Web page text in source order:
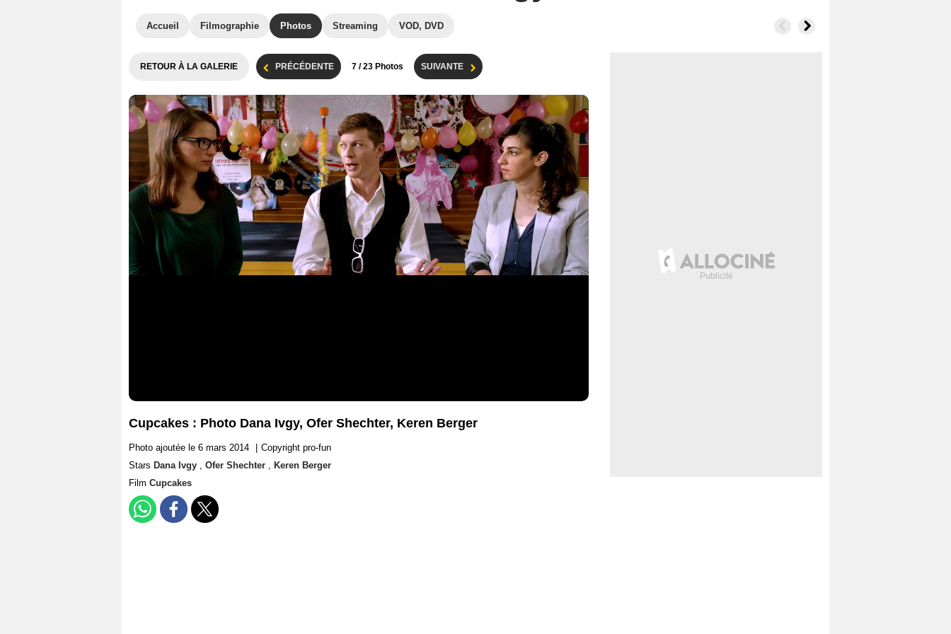
Accueil Filmographie Photos Streaming VOD, DVD
RETOUR À LA GALERIE PRÉCÉDENTE 7 / 23 Photos SUIVANTE
Cupcakes : Photo Dana Ivgy, Ofer Shechter, Keren Berger
Photo ajoutée le 6 mars 2014
Copyright pro-fun
Stars Dana Ivgy , Ofer Shechter , Keren Berger
Film Cupcakes